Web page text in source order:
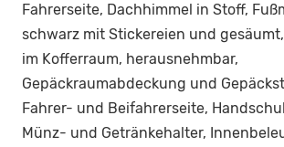
Fahrerseite, Dachhimmel in Stoff,
schwarz mit Stickereien und
im Kofferraum, herausnehmbar,
Gepäckraumabdeckung und
Fahrer- und Beifahrerseite,
Münz- und Getränkehalter,